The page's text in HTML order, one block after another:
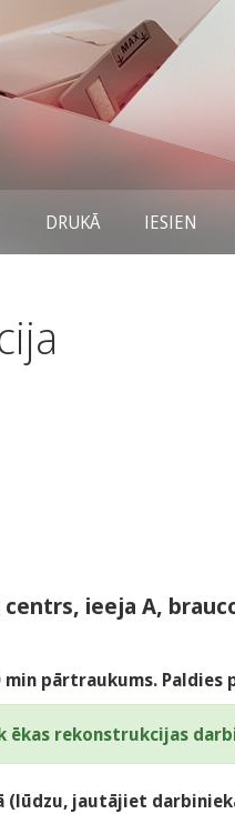
DRUKĀ IESIEN
ieeja A,
min pārtraukums. Paldies
ēkas rekonstrukcijas
jautājiet